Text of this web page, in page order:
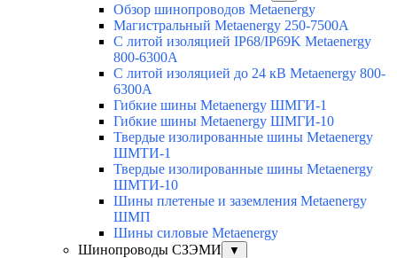
Обзор шинопроводов Metaenergy
Магистральный Metaenergy 250-7500A
С литой изоляцией IP68/IP69K Metaenergy
800-6300A
С литой изоляцией до 24 кВ Metaenergy 800-
6300A
Гибкие шины Metaenergy ШМГИ-1
Гибкие шины Metaenergy ШМГИ-10
Твердые изолированные шины Metaenergy
ШМТИ-1
Твердые изолированные шины Metaenergy
ШМТИ-10
Шины плетеные и заземления Metaenergy
ШМП
Шины силовые Metaenergy
Шинопроводы СЗЭМИ
▼